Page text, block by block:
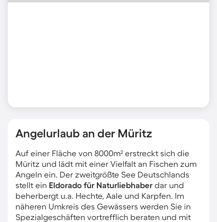
Angelurlaub an der Müritz
Auf einer Fläche von 8000m² erstreckt sich die
Müritz und lädt mit einer Vielfalt an Fischen zum
Angeln ein. Der zweitgrößte See Deutschlands
stellt ein Eldorado für Naturliebhaber dar und
beherbergt u.a. Hechte, Aale und Karpfen. Im
näheren Umkreis des Gewässers werden Sie in
Spezialgeschäften vortrefflich beraten und mit